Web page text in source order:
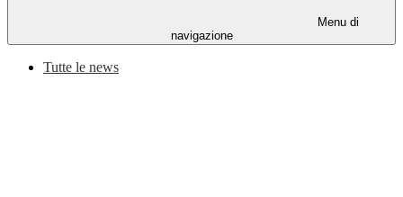
Menu di
navigazione
Tutte le news